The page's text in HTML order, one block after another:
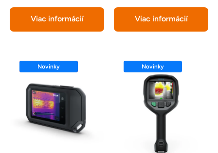
Viac informácií Viac informácií
Zľava
Novinky Novinky